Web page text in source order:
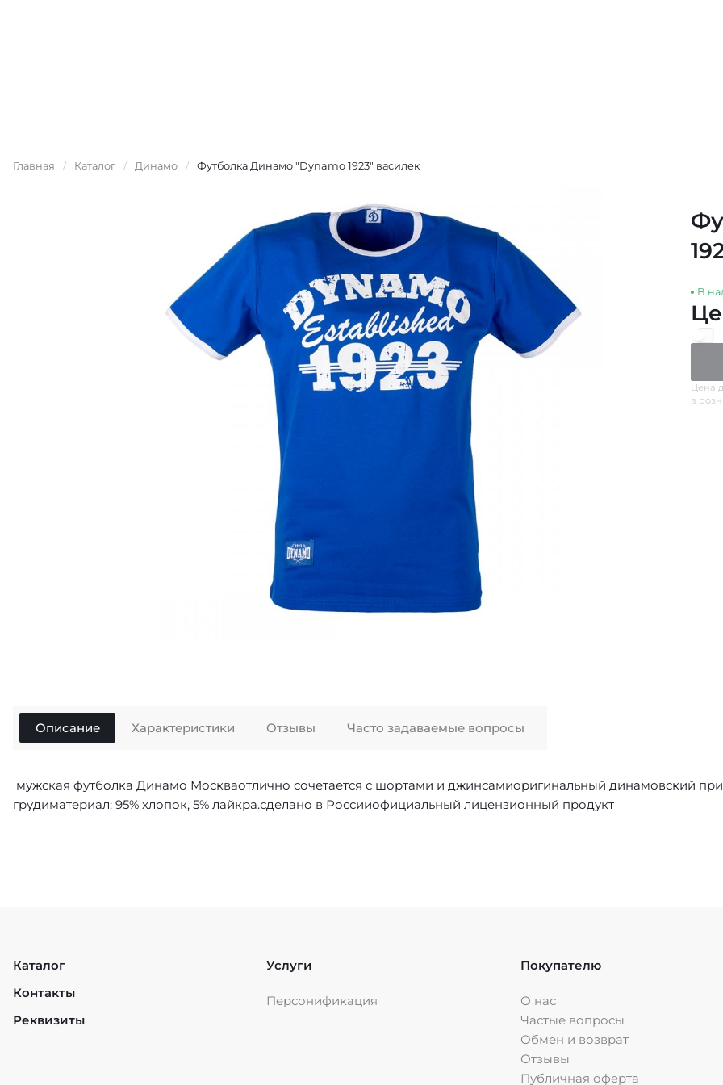
Главная / Каталог / Динамо / Футболка Динамо "Dynamo 1923" василек
В
Цена
в
Описание
мужская футболка Динамо Москваотлично сочетается с шортами и джинсамиоригинальный динамовский
грудиматериал: 95% хлопок, 5% лайкра.сделано в Россииофициальный лицензионный продукт
Характеристики Отзывы Часто задаваемые вопросы
Каталог
Контакты
Реквизиты
Услуги
Персонификация
Покупателю
О нас
Частые вопросы
Обмен и возврат
Отзывы
Публичная оферта